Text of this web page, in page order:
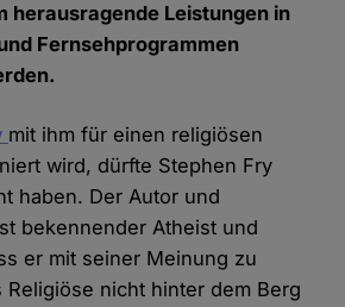
herausragende Leistungen in
Fernsehprogrammen
mit ihm für einen religiösen
wird, dürfte Stephen Fry
haben. Der Autor und
bekennender Atheist und
er mit seiner Meinung zu
nicht hinter dem Berg